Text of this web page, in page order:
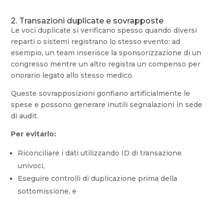
2. Transazioni duplicate e sovrapposte
Le voci duplicate si verificano spesso quando diversi
reparti o sistemi registrano lo stesso evento: ad
esempio, un team inserisce la sponsorizzazione di un
congresso mentre un altro registra un compenso per
onorario legato allo stesso medico.
Queste sovrapposizioni gonfiano artificialmente le
spese e possono generare inutili segnalazioni in sede
di audit.
Per evitarlo:
Riconciliare i dati utilizzando ID di transazione
univoci,
Eseguire controlli di duplicazione prima della
sottomissione, e